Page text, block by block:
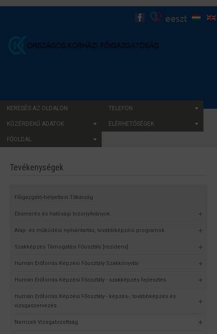
KERESÉS AZ OLDALON TELEFON
KÖZÉRDEKŰ ADATOK ELÉRHETŐSÉGEK
FŐOLDAL
Tevékenységek
Főigazgató-helyettesi Titkárság
Elismerés és hatósági bizonyítványok
Alap- és működési nyilvántartás, továbbképzési programok
Szakképzés Támogatási Főosztály [rezidens]
Humán Erőforrás Képzési Főosztály Szakkönyvtár
Humán Erőforrás Képzési Főosztály - szakképzés fejlesztés
Humán Erőforrás Képzési Főosztály - képzés-, továbbképzés és
vizsgaszervezés
Nemzeti Vizsgabizottság